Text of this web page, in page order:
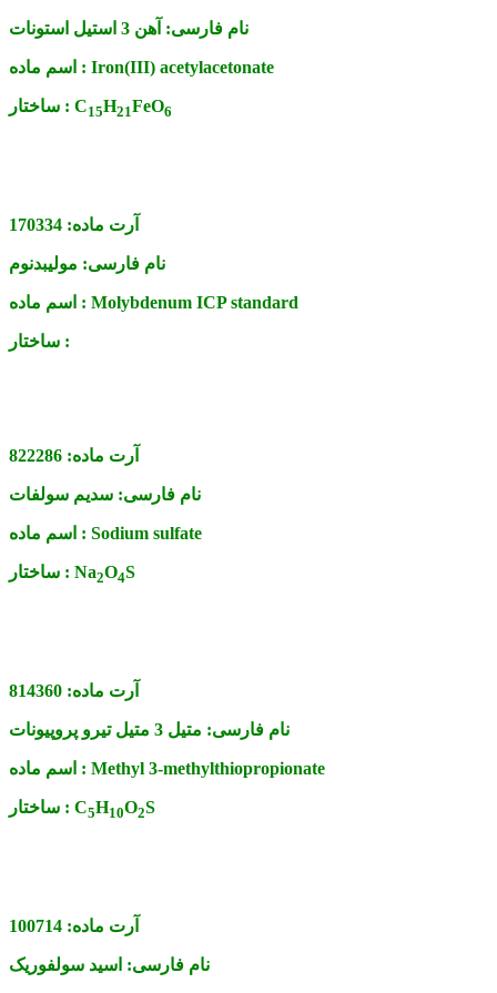
نام فارسی: آهن 3 استیل استونات
اسم ماده : Iron(III) acetylacetonate
ساختار : C15H21FeO6
آرت ماده: 170334
نام فارسی: مولیبدنوم
اسم ماده : Molybdenum ICP standard
ساختار :
آرت ماده: 822286
نام فارسی: سدیم سولفات
اسم ماده : Sodium sulfate
ساختار : Na2O4S
آرت ماده: 814360
نام فارسی: متیل 3 متیل تیرو پروپیونات
اسم ماده : Methyl 3-methylthiopropionate
ساختار : C5H10O2S
آرت ماده: 100714
نام فارسی: اسید سولفوریک